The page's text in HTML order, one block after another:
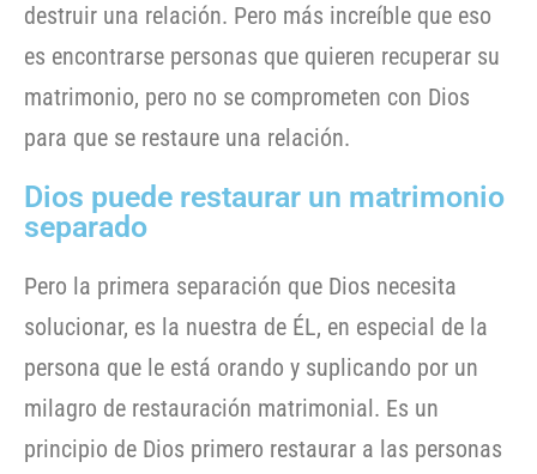
destruir una relación. Pero más increíble que eso
es encontrarse personas que quieren recuperar su
matrimonio, pero no se comprometen con Dios
para que se restaure una relación.
Dios puede restaurar un matrimonio
separado
Pero la primera separación que Dios necesita
solucionar, es la nuestra de ÉL, en especial de la
persona que le está orando y suplicando por un
milagro de restauración matrimonial. Es un
principio de Dios primero restaurar a las personas